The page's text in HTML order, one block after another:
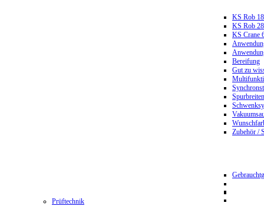
KS Rob
KS Rob
KS Crane
Bereifung
Gut zu
Zubehör /
Prüftechnik